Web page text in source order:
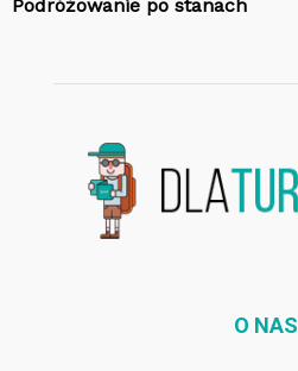
Podróżowanie po stanach
O NAS